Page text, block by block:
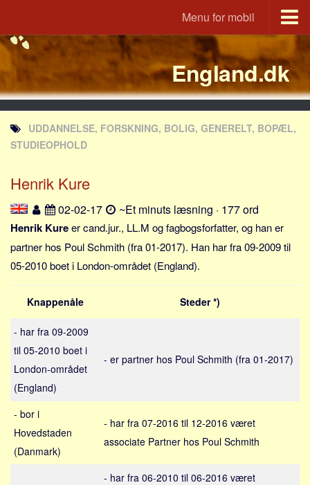
Menu for mobil
Portal
Udvandrerne.dk
Utvandrerne.no
Utvandrarna.se
Tyskland.dk
Rusland.dk
JLKM.dk
Lande
Tyrkiet
Spanien
Sverige
Norge
Thailand
Grækenland
Alle
Nøgleord
England.dk
UDDANNELSE, FORSKNING, BOLIG, GENERELT, BOPÆL,
STUDIEOPHOLD
Henrik Kure
02-02-17 ~Et minuts læsning · 177 ord
Henrik Kureer cand.jur., LL.M og fagbogsforfatter, og han er
partner hos Poul Schmith (fra 01-2017). Han har fra 09-2009 til
05-2010 boet i London-området (England).
Knappenåle Steder *)
- har fra 09-2009
til 05-2010 boet i
London-området
(England)
- er partner hos Poul Schmith (fra 01-2017)
- bor i
Hovedstaden
(Danmark)
- har fra 07-2016 til 12-2016 været
associate Partner hos Poul Schmith
- har fra 06-2010 til 06-2016 været